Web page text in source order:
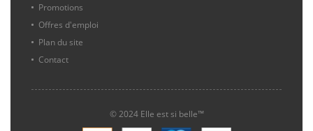
Promotions
Offres d'emploi
Plan du site
Contact
© 2024 Elle est si belle™